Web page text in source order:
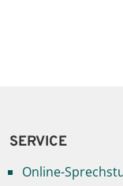
SERVICE
Online-